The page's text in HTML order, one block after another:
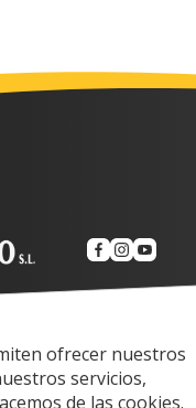
ofrecer nuestros
servicios,
de las cookies.
Calle Prof. Lozano,
Spain